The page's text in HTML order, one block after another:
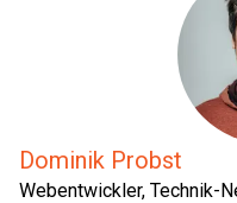
Dominik Probst
Webentwickler, Technik-